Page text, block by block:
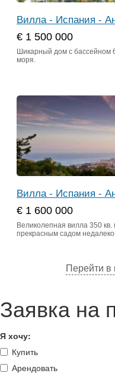
Вилла - Испания -
€ 1 500 000
Шикарный дом с бассейном
моря.
Вилла - Испания -
€ 1 600 000
Великолепная вилла 350
прекрасным садом
Перейти в
Заявка на
Я хочу:
Купить
Арендовать